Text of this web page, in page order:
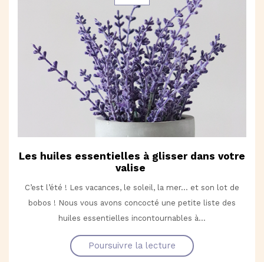
Les huiles essentielles à glisser dans votre
valise
C’est l’été ! Les vacances, le soleil, la mer… et son lot de
bobos ! Nous vous avons concocté une petite liste des
huiles essentielles incontournables à...
Poursuivre la lecture